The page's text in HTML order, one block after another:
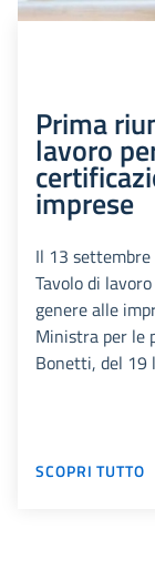
Prima
lavoro
imprese
Il 13
Tavolo di
genere alle
Ministra per le
Bonetti, del 19
SCOPRI TUTTO